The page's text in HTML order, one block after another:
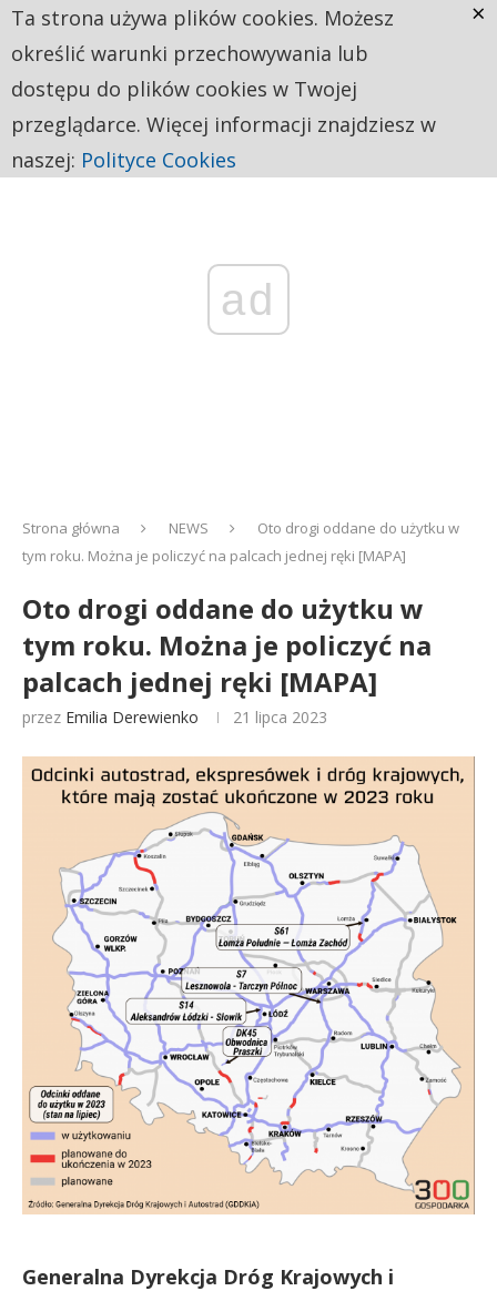
ad
Strona główna NEWS
Oto drogi oddane do użytku w
tym roku. Można je policzyć na palcach jednej ręki [MAPA]
Oto drogi oddane do użytku w
tym roku. Można je policzyć na
palcach jednej ręki [MAPA]
przez Emilia Derewienko 21 lipca 2023
Generalna Dyrekcja Dróg Krajowych i
Ta strona używa plików cookies. Możesz
określić warunki przechowywania lub
dostępu do plików cookies w Twojej
przeglądarce. Więcej informacji znajdziesz w
naszej: Polityce Cookies
×